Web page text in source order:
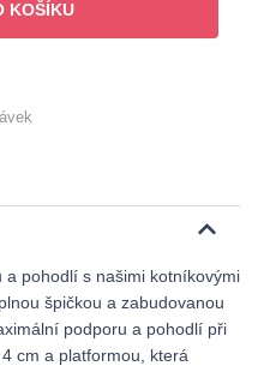
KOŠÍKU
pohodlí s našimi kotníkovými
špičkou a zabudovanou
podporu a pohodlí při
cm a platformou, která